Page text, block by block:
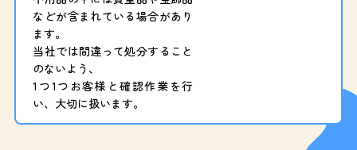
などが含まれている場合があり
ます。
当社では間違って処分すること
のないよう、
1つ1つお客様と確認作業を行
い、大切に扱います。